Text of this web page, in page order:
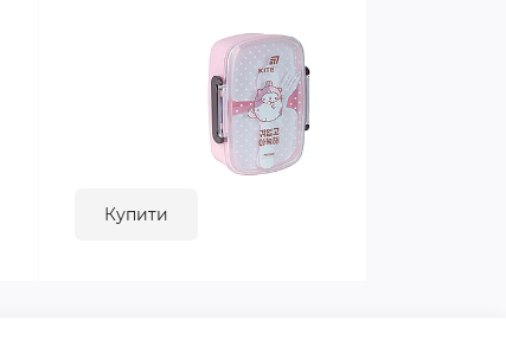
Купити